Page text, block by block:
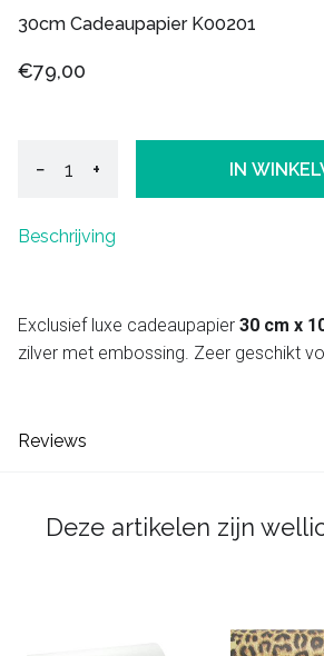
30cm Cadeaupapier K00201
€79,00
− + IN
Beschrijving
Exclusief luxe cadeaupapier 30 cm x
zilver met embossing. Zeer geschikt
Reviews
Deze artikelen zijn